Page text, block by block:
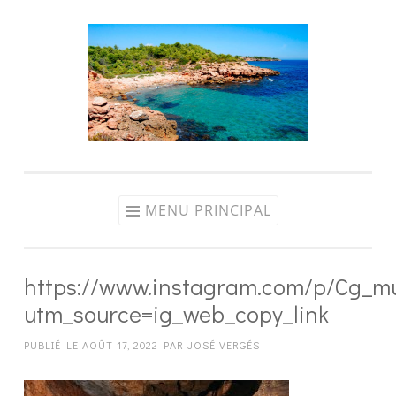
MENU PRINCIPAL
https://www.instagram.com/p/
utm_source=ig_web_copy_link
PUBLIÉ LE AOÛT 17, 2022 PAR JOSÉ VERGÉS